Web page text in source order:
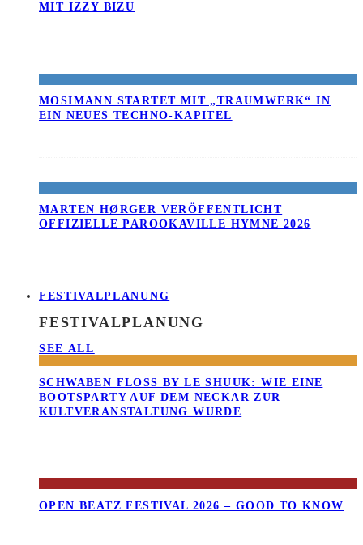
MIT IZZY BIZU
MOSIMANN STARTET MIT „TRAUMWERK“ IN
EIN NEUES TECHNO-KAPITEL
MARTEN HØRGER VERÖFFENTLICHT
OFFIZIELLE PAROOKAVILLE HYMNE 2026
FESTIVALPLANUNG
FESTIVALPLANUNG
SEE ALL
SCHWABEN FLOSS BY LE SHUUK: WIE EINE B
OOTSPARTY AUF DEM NECKAR ZUR K
ULTVERANSTALTUNG WURDE
OPEN BEATZ FESTIVAL 2026 – GOOD TO KNOW